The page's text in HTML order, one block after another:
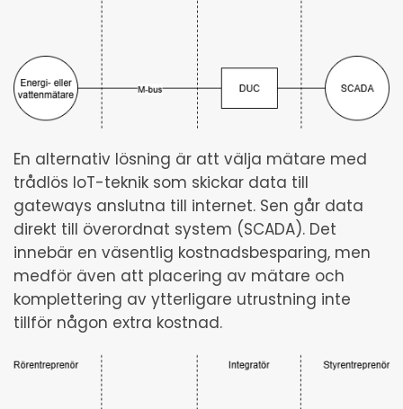
En alternativ lösning är att välja mätare med
trådlös IoT-teknik som skickar data till
gateways anslutna till internet. Sen går data
direkt till överordnat system (SCADA). Det
innebär en väsentlig kostnadsbesparing, men
medför även att placering av mätare och
komplettering av ytterligare utrustning inte
tillför någon extra kostnad.